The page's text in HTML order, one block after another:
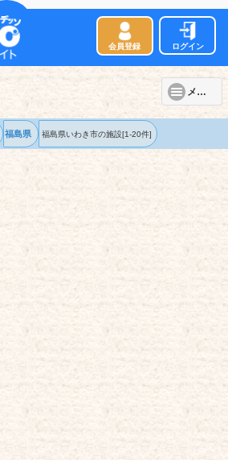
会員登録 ログイン
メニュー
福島県 福島県いわき市の施設[1-20件]